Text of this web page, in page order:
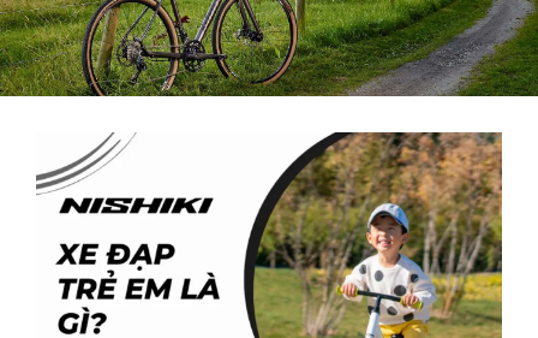
– Xe
Đạp
Nhật
Bản –
Since